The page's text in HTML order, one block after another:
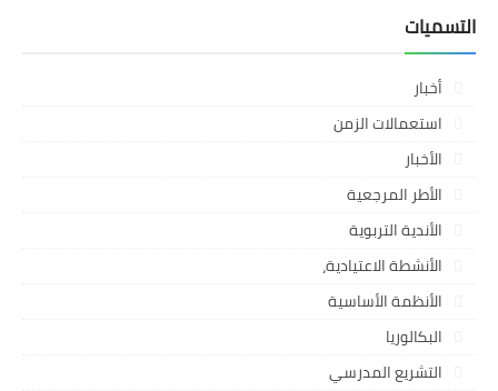
التسميات
أخبار
استعمالات الزمن
الأخبار
الأطر المرجعية
الأندية التربوية
الأنشطة الاعتيادية،
الأنظمة الأساسية
البكالوريا
التشريع المدرسي